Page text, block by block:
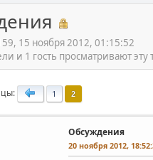
15 ноября 2012, 01:15:52
и 1 гость просматривают эту
1 2
Обсуждения
20 ноября 2012,